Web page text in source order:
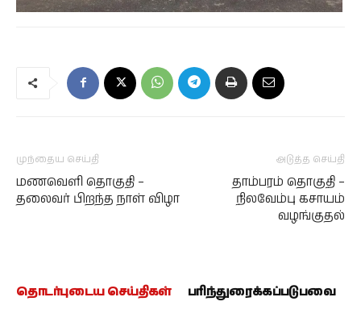
முந்தைய செய்தி
மணவெளி தொகுதி –
தலைவர் பிறந்த நாள் விழா
அடுத்த செய்தி
தாம்பரம் தொகுதி –
நிலவேம்பு கசாயம்
வழங்குதல்
தொடர்புடைய செய்திகள் பரிந்துரைக்கப்படுபவை